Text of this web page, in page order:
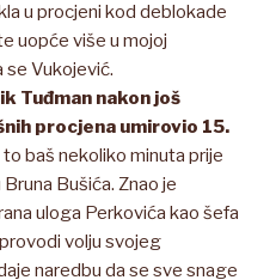
u procjeni kod deblokade
uopće više u mojoj
se Vukojević.
Tuđman nakon još
procjena umirovio 15.
to baš nekoliko minuta prije
Bušića. Znao je
uloga Perkovića kao šefa
volju svojeg
naredbu da se sve snage